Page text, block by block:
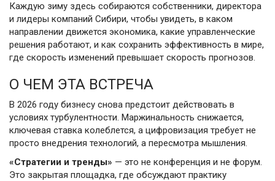
Каждую зиму здесь собираются собственники, директора
и лидеры компаний Сибири, чтобы увидеть, в каком
направлении движется экономика, какие управленческие
решения работают, и как сохранить эффективность в мире,
где скорость изменений превышает скорость прогнозов.
О ЧЕМ ЭТА ВСТРЕЧА
В 2026 году бизнесу снова предстоит действовать в
условиях турбулентности. Маржинальность снижается,
ключевая ставка колеблется, а цифровизация требует не
просто внедрения технологий, а пересмотра мышления.
«Стратегии и тренды» — это не конференция и не форум.
Это закрытая площадка, где обсуждают практику